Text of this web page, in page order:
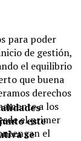
para poder
de gestión,
el equilibrio
que buena
derechos
a los
el primer
el
este
se